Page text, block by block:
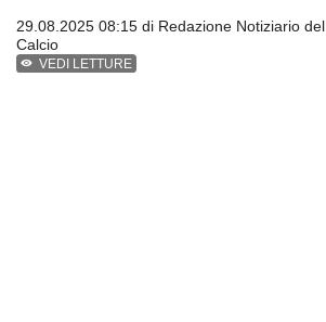
29.08.2025 08:15 di Redazione Notiziario del
Calcio
VEDI LETTURE